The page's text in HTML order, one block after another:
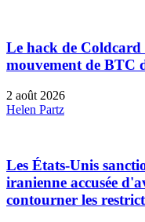
Le hack de
mouvement de BTC
2 août 2026
Helen Partz
Les États-Unis
iranienne accusée
contourner les